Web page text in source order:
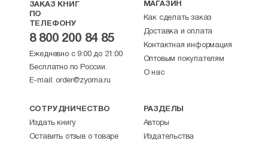
Беседа на апостольское чтение 29-й Недели
по Пятидесятнице
Сергей Комаров
Одежды Бога и человека
Беседа на апостольское чтение 30-й Недели
по Пятидесятнице
Гимн христианского проповедника
Беседа на апостольское чтение 31-й Недели
по Пятидесятнице
ЗАКАЗ КНИГ
ПО
ТЕЛЕФОНУ
8 800 200 84 85
Ежедневно с 9:00 до 21:00
Бесплатно по России.
E-mail: order@zyorna.ru
МАГАЗИН
Как сделать заказ
Доставка и оплата
Контактная информация
Оптовым покупателям
О нас
СОТРУДНИЧЕСТВО
Издать книгу
Оставить отзыв о товаре
РАЗДЕЛЫ
Авторы
Издательства